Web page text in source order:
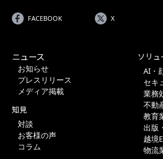
FACEBOOK X
ニュース
お知らせ
プレスリリース
メディア掲載
知見
対談
お客様の声
コラム
ソリュ
AI・
セキ
業務
不動
教育
出版
越境
物流